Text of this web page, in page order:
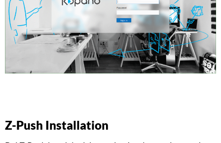
Z-Push Installation